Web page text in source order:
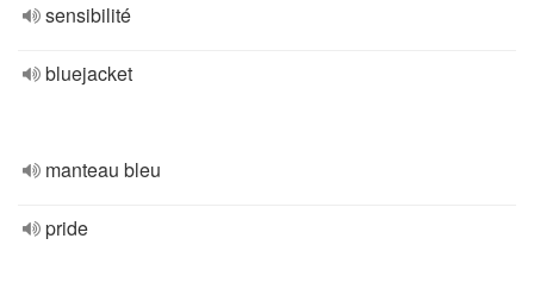
sensibilité
bluejacket
manteau bleu
pride